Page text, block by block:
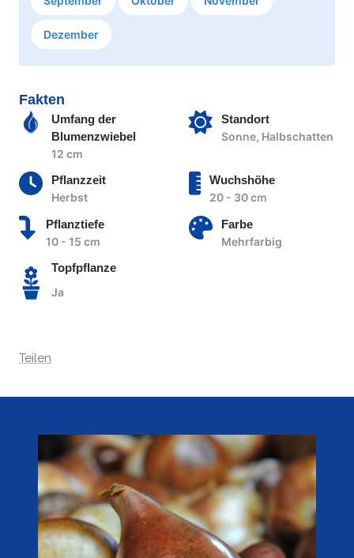
Dezember
Fakten
Umfang der
Blumenzwiebel
12 cm
Standort
Sonne, Halbschatten
Pflanzzeit
Herbst
Wuchshöhe
20 - 30 cm
Pflanztiefe
10 - 15 cm
Farbe
Mehrfarbig
Topfpflanze
Ja
Teilen